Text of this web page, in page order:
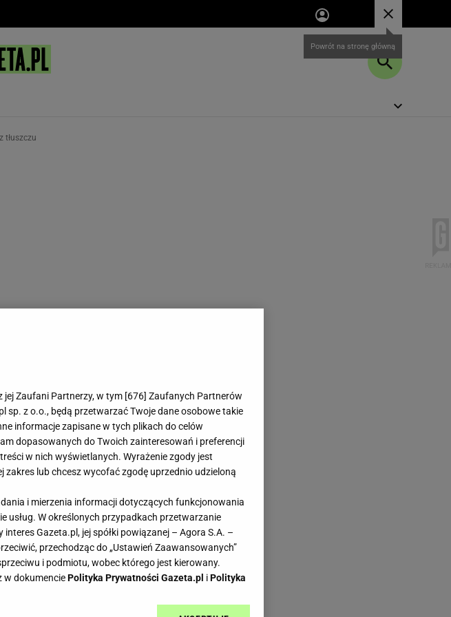
tłuszczu
ekspresowe
jej Zaufani Partnerzy, w tym [676] Zaufanych Partnerów
sp. z o.o., będą przetwarzać Twoje dane osobowe takie
informacje zapisane w tych plikach do celów
dopasowanych do Twoich zainteresowań i preferencji
w nich wyświetlanych. Wyrażenie zgody jest
lub chcesz wycofać zgodę uprzednio udzieloną
i mierzenia informacji dotyczących funkcjonowania
usług. W określonych przypadkach przetwarzanie
Gazeta.pl, jej spółki powiązanej – Agora S.A. –
przechodząc do „Ustawień Zaawansowanych”
i podmiotu, wobec którego jest kierowany.
w dokumenciePolityka Prywatności Gazeta.pl iPolityka